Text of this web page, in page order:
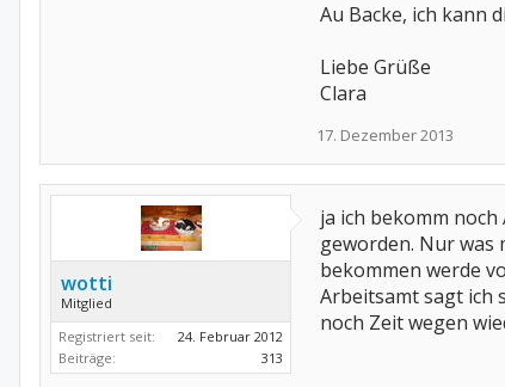
Au Backe, ich kann
Liebe Grüße
Clara
17. Dezember 2013
wotti
Mitglied
Registriert seit:
24. Februar 2012
Beiträge:
313
ja ich bekomm
geworden. Nur was
bekommen werde
Arbeitsamt sagt ich
noch Zeit wegen